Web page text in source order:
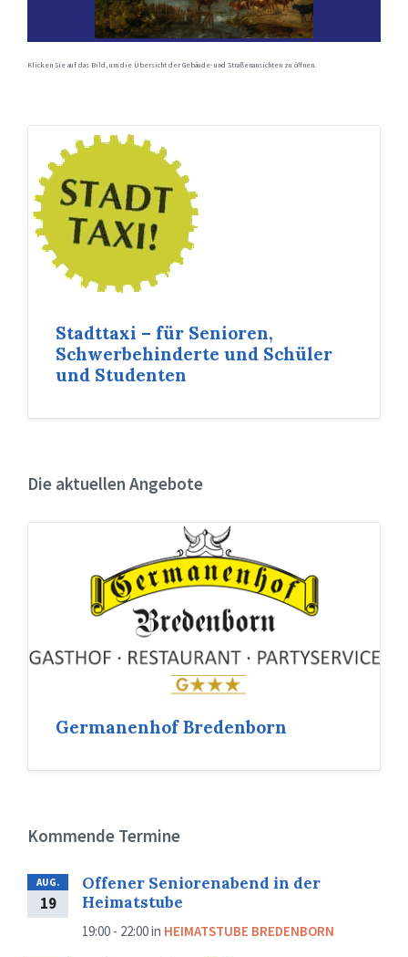
Klicken Sie auf das Bild, um die Übersicht der Gebäude- und Straßenansichten zu öffnen.
Stadttaxi – für Senioren,
Schwerbehinderte und Schüler
und Studenten
Die aktuellen Angebote
Germanenhof Bredenborn
Kommende Termine
AUG.
19
Offener Seniorenabend in der
Heimatstube
19:00 - 22:00in HEIMATSTUBE BREDENBORN